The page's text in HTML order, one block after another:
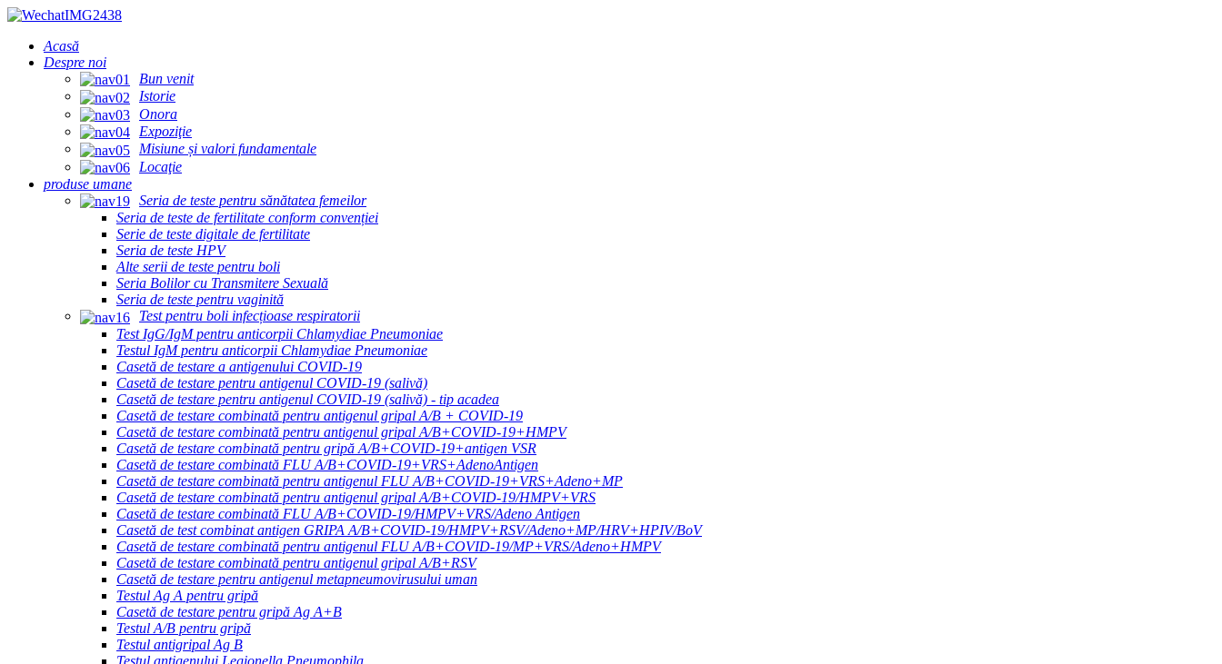
Acasă
Despre noi
Bun venit
Istorie
Onora
Expoziţie
Misiune și valori fundamentale
Locaţie
produse umane
Seria de teste pentru sănătatea femeilor
Seria de teste de fertilitate conform convenției
Serie de teste digitale de fertilitate
Seria de teste HPV
Alte serii de teste pentru boli
Seria Bolilor cu Transmitere Sexuală
Seria de teste pentru vaginită
Test pentru boli infecțioase respiratorii
Test IgG/IgM pentru anticorpii Chlamydiae Pneumoniae
Testul IgM pentru anticorpii Chlamydiae Pneumoniae
Casetă de testare a antigenului COVID-19
Casetă de testare pentru antigenul COVID-19 (salivă)
Casetă de testare pentru antigenul COVID-19 (salivă) - tip acadea
Casetă de testare combinată pentru antigenul gripal A/B + COVID-19
Casetă de testare combinată pentru antigenul gripal A/B+COVID-19+HMPV
Casetă de testare combinată pentru gripă A/B+COVID-19+antigen VSR
Casetă de testare combinată FLU A/B+COVID-19+VRS+AdenoAntigen
Casetă de testare combinată pentru antigenul FLU A/B+COVID-19+VRS+Adeno+MP
Casetă de testare combinată pentru antigenul gripal A/B+COVID-19/HMPV+VRS
Casetă de testare combinată FLU A/B+COVID-19/HMPV+VRS/Adeno Antigen
Casetă de test combinat antigen GRIPA A/B+COVID-19/HMPV+RSV/Adeno+MP/HRV+HPIV/BoV
Casetă de testare combinată pentru antigenul FLU A/B+COVID-19/MP+VRS/Adeno+HMPV
Casetă de testare combinată pentru antigenul gripal A/B+RSV
Casetă de testare pentru antigenul metapneumovirusului uman
Testul Ag A pentru gripă
Casetă de testare pentru gripă Ag A+B
Testul A/B pentru gripă
Testul antigripal Ag B
Testul antigenului Legionella Pneumophila